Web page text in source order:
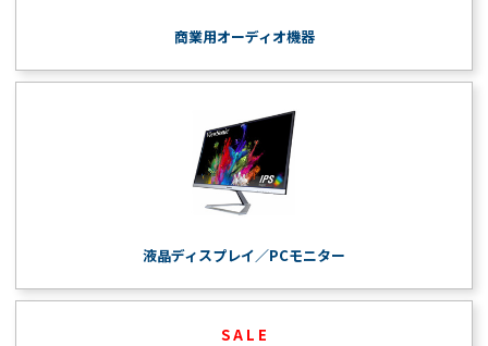
商業用オーディオ機器
液晶ディスプレイ／PCモニター
S A L E